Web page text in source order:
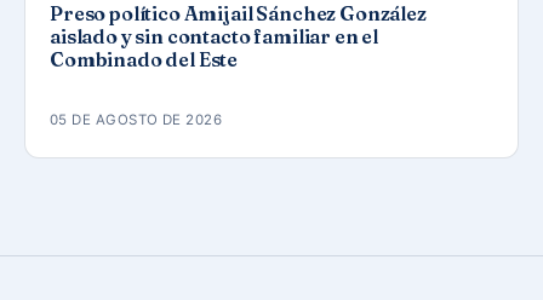
Preso político Amijail Sánchez González
aislado y sin contacto familiar en el
Combinado del Este
05 DE AGOSTO DE 2026